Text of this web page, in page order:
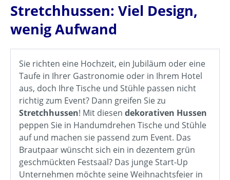
Stretchhussen: Viel Design,
wenig Aufwand
Sie richten eine Hochzeit, ein Jubiläum oder eine
Taufe in Ihrer Gastronomie oder in Ihrem Hotel
aus, doch Ihre Tische und Stühle passen nicht
richtig zum Event? Dann greifen Sie zu
Stretchhussen! Mit diesen dekorativen Hussen
peppen Sie in Handumdrehen Tische und Stühle
auf und machen sie passend zum Event. Das
Brautpaar wünscht sich ein in dezentem grün
geschmückten Festsaal? Das junge Start-Up
Unternehmen möchte seine Weihnachtsfeier in